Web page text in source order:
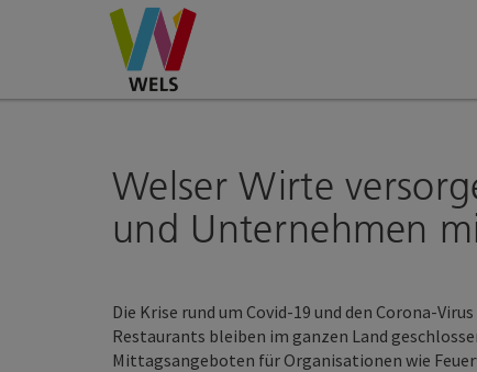
Zum Inhalt Accesskey
[0]
Zur NavigationAccesskey
[1]
Zum Seitenanfang Accesskey
[2]
Welser Wirte
und Unternehmen
Die Krise rund um Covid-19 und den Corona-
Restaurants bleiben im ganzen Land
Mittagsangeboten für Organisationen wie